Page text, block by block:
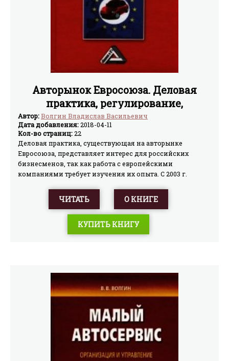
Авторынок Евросоюза. Деловая
практика, регулирование,
тенденции
Автор:Волгин Владислав Васильевич
Дата добавления:2018-04-11
Кол-во страниц:22
Деловая практика, существующая на авторынке
Евросоюза, представляет интерес для российских
бизнесменов, так как работа с европейскими
компаниями требует изучения их опыта. С 2003 г.
деловая практика в торговле автомобилями,
запасными частями, услугами по ремонту. Изучение
регулирования и тенденций важно для
прогнозирования ситуации на российском авторынке.
ЧИТАТЬ О КНИГЕ
КУПИТЬ КНИГУ